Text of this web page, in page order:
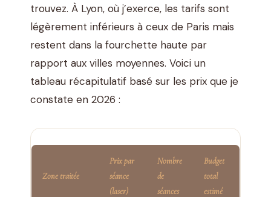
trouvez. À Lyon, où j’exerce, les tarifs sont
légèrement inférieurs à ceux de Paris mais
restent dans la fourchette haute par
rapport aux villes moyennes. Voici un
tableau récapitulatif basé sur les prix que je
constate en 2026 :
Zone traitée
Prix par
séance
(laser)
Nombre
de
séances
Budget
total
estimé